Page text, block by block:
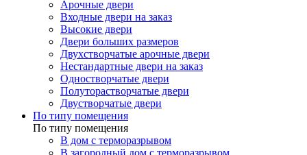
Арочные двери
Входные двери на заказ
Высокие двери
Двери больших размеров
Двухстворчатые арочные двери
Нестандартные двери на заказ
Одностворчатые двери
Полуторастворчатые двери
Двустворчатые двери
По типу помещения
По типу помещения
В дом с терморазрывом